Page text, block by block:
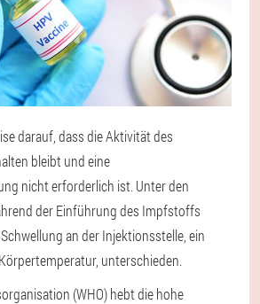
darauf, dass die Aktivität des
bleibt und eine
nicht erforderlich ist. Unter den
der Einführung des Impfstoffs
an der Injektionsstelle, ein
unterschieden.
(WHO) hebt die hohe